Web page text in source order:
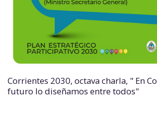
Corrientes 2030, octava charla, " En
futuro lo diseñamos entre todos"